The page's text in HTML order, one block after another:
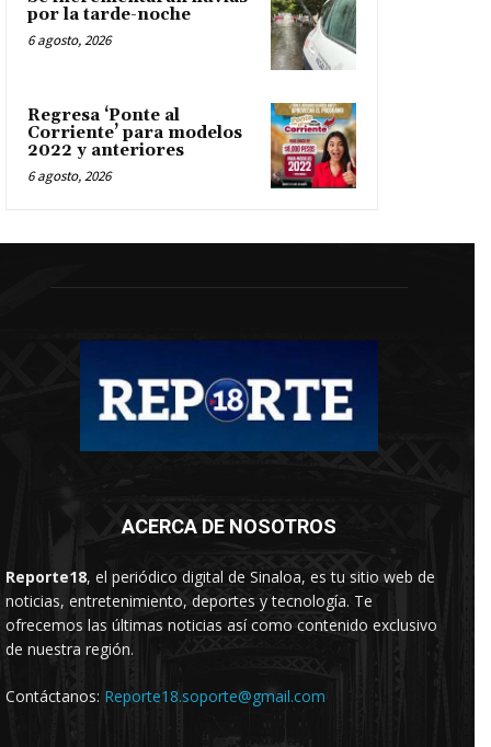
por la tarde-noche
6 agosto, 2026
Regresa ‘Ponte al
Corriente’ para modelos
2022 y anteriores
6 agosto, 2026
ACERCA DE NOSOTROS
Reporte18, el periódico digital de Sinaloa, es tu sitio web de
noticias, entretenimiento, deportes y tecnología. Te
ofrecemos las últimas noticias así como contenido exclusivo
de nuestra región.
Contáctanos: Reporte18.soporte@gmail.com